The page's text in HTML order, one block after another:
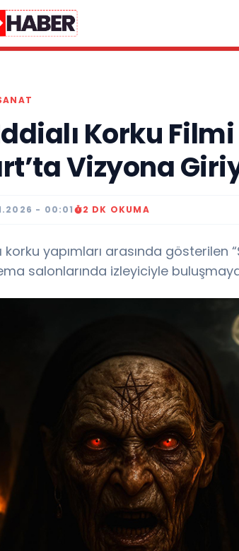
Korku
Vizyona
- 00:01 2 DK OKUMA
korku yapımları arasında gösterilen
salonlarında izleyiciyle